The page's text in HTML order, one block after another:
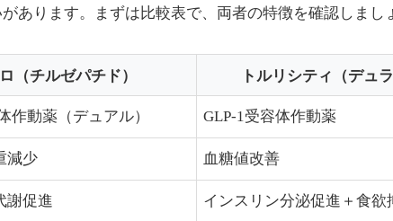
あります。まずは比較表で、両者の特徴を確認しまし
（チルゼパチド） トルリシティ（デュ
作動薬（デュアル） GLP-1受容体作動薬
減少 血糖値改善
謝促進 インスリン分泌促進＋食欲